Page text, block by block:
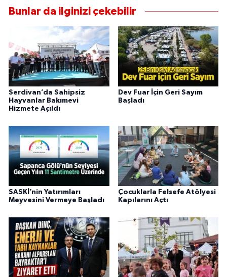
Bunlar da ilginizi çekebilir
Serdivan’da Sahipsiz
Hayvanlar Bakımevi
Hizmete Açıldı
Dev Fuar İçin Geri Sayım
Başladı
SASKİ’nin Yatırımları
Meyvesini Vermeye Başladı
Çocuklarla Felsefe Atölyesi
Kapılarını Açtı